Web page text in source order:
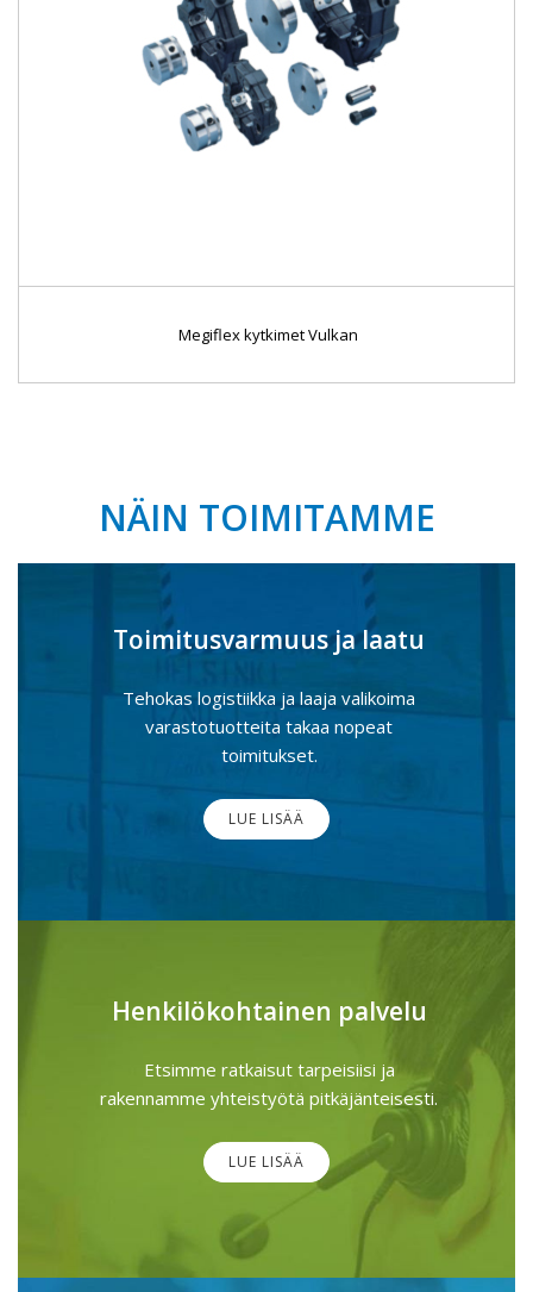
Megiflex kytkimet Vulkan
NÄIN TOIMITAMME
Toimitusvarmuus ja laatu
Tehokas logistiikka ja laaja valikoima
varastotuotteita takaa nopeat
toimitukset.
LUE LISÄÄ
Henkilökohtainen palvelu
Etsimme ratkaisut tarpeisiisi ja
rakennamme yhteistyötä pitkäjänteisesti.
LUE LISÄÄ